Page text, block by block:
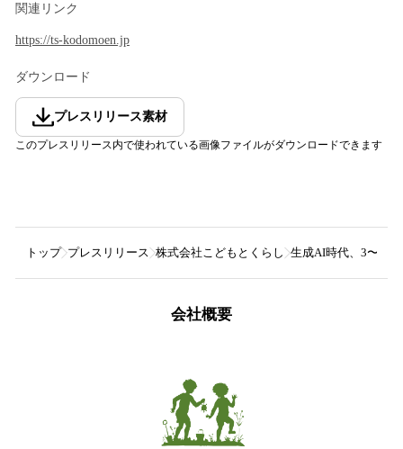
関連リンク
https://ts-kodomoen.jp
ダウンロード
プレスリリース素材
このプレスリリース内で使われている画像ファイルがダウンロードできます
トップ プレスリリース 株式会社こどもとくらし 生成AI時代、3〜5歳
会社概要